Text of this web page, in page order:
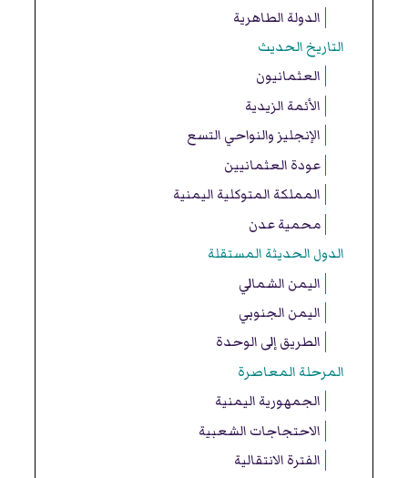
الدولة الطاهرية
التاريخ الحديث
العثمانيون
الأئمة الزيدية
الإنجليز والنواحي التسع
عودة العثمانيين
المملكة المتوكلية اليمنية
محمية عدن
الدول الحديثة المستقلة
اليمن الشمالي
اليمن الجنوبي
الطريق إلى الوحدة
المرحلة المعاصرة
الجمهورية اليمنية
الاحتجاجات الشعبية
الفترة الانتقالية